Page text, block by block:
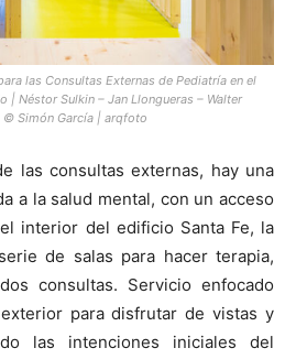
las Consultas Externas de Pediatría en el
| Néstor Sulkin – Jan Llongueras – Walter
© Simón García | arqfoto
las consultas externas, hay una
a la salud mental, con un acceso
interior del edificio Santa Fe, la
de salas para hacer terapia,
consultas. Servicio enfocado
para disfrutar de vistas y
las intenciones iniciales del